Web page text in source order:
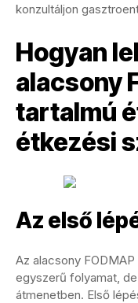
konzultáljon
Hogyan
alacsony
tartalmú
étkezési
Az első
Az alacsony
egyszerű folyamat,
átmenetben. Első